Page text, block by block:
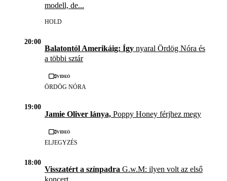
modell, de...
HOLD
20:00
Balatontól Amerikáig: Így nyaral Ördög Nóra és
a többi sztár
Videó
ÖRDÖG NÓRA
19:00
Jamie Oliver lánya, Poppy Honey férjhez megy
Videó
ELJEGYZÉS
18:00
Visszatért a színpadra G.w.M: ilyen volt az első